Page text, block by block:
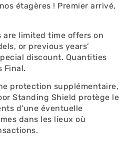
étagères ! Premier arrivé,
are limited time offers on
or previous years’
discount. Quantities
Final.
protection supplémentaire,
Standing Shield protège le
d'une éventuelle
dans les lieux où